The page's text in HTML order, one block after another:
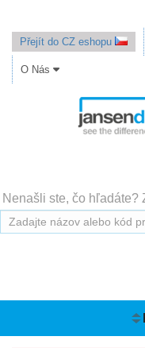
Přejít do CZ eshopu
O Nás
Nenašli ste, čo hľadáte?